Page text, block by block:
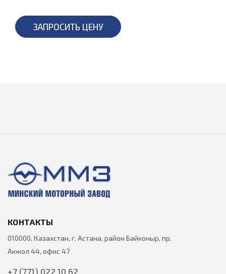
ЗАПРОСИТЬ ЦЕНУ
КОНТАКТЫ
010000, Казахстан, г. Астана, район Байконыр, пр.
Акжол 44, офис 47
+7 (771) 022 10 62